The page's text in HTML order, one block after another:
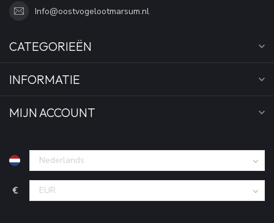
Info@oostvogelootmarsum.nl
CATEGORIEËN
INFORMATIE
MIJN ACCOUNT
€